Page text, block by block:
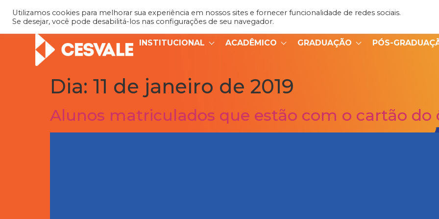
INSTITUCIONAL ACADÊMICO GRADUAÇÃO PÓS-
Dia: 11 de janeiro de 2019
Alunos matriculados que estão com o cartão do
Utilizamos cookies para melhorar sua experiência em nossos sites e fornecer funcionalidade de redes sociais.
Se desejar, você pode desabilitá-los nas configurações de seu navegador.